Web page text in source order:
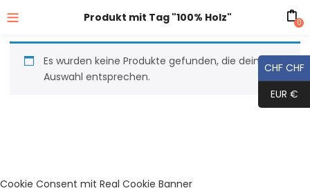
Produkt mit Tag "100% Holz" 0
Es wurden keine Produkte gefunden, die deiner
Auswahl entsprechen.
CHF CHF
EUR €
Cookie Consent mit Real Cookie Banner